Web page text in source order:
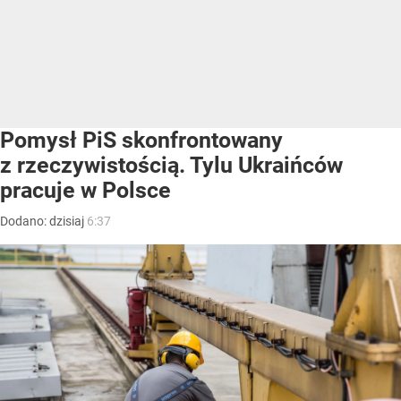
Pomysł PiS skonfrontowany
z rzeczywistością. Tylu Ukraińców
pracuje w Polsce
Dodano:dzisiaj 6:37